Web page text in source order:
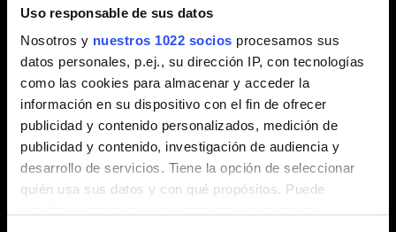
Uso responsable de sus datos
Nosotros y nuestros 1022 socios procesamos sus
datos personales, p.ej., su dirección IP, con tecnologías
como las cookies para almacenar y acceder la
información en su dispositivo con el fin de ofrecer
publicidad y contenido personalizados, medición de
publicidad y contenido, investigación de audiencia y
desarrollo de servicios. Tiene la opción de seleccionar
quién usa sus datos y con qué propósitos. Puede
disfrutar!
Ten en cuenta que para iniciar sesión en GOG GALAXY
tienes que usar las mismas credenciales que usas para
iniciar sesión en nuestra página web.
¿Necesitas ayuda?